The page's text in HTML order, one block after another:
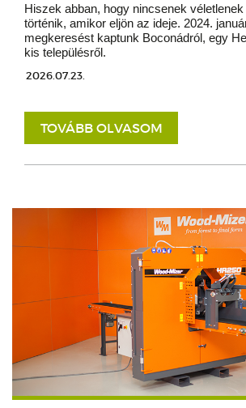
Hiszek abban, hogy nincsenek
történik, amikor eljön az ideje. 2024.
megkeresést kaptunk Boconádról, egy
kis településről.
2026.07.23.
TOVÁBB OLVASOM